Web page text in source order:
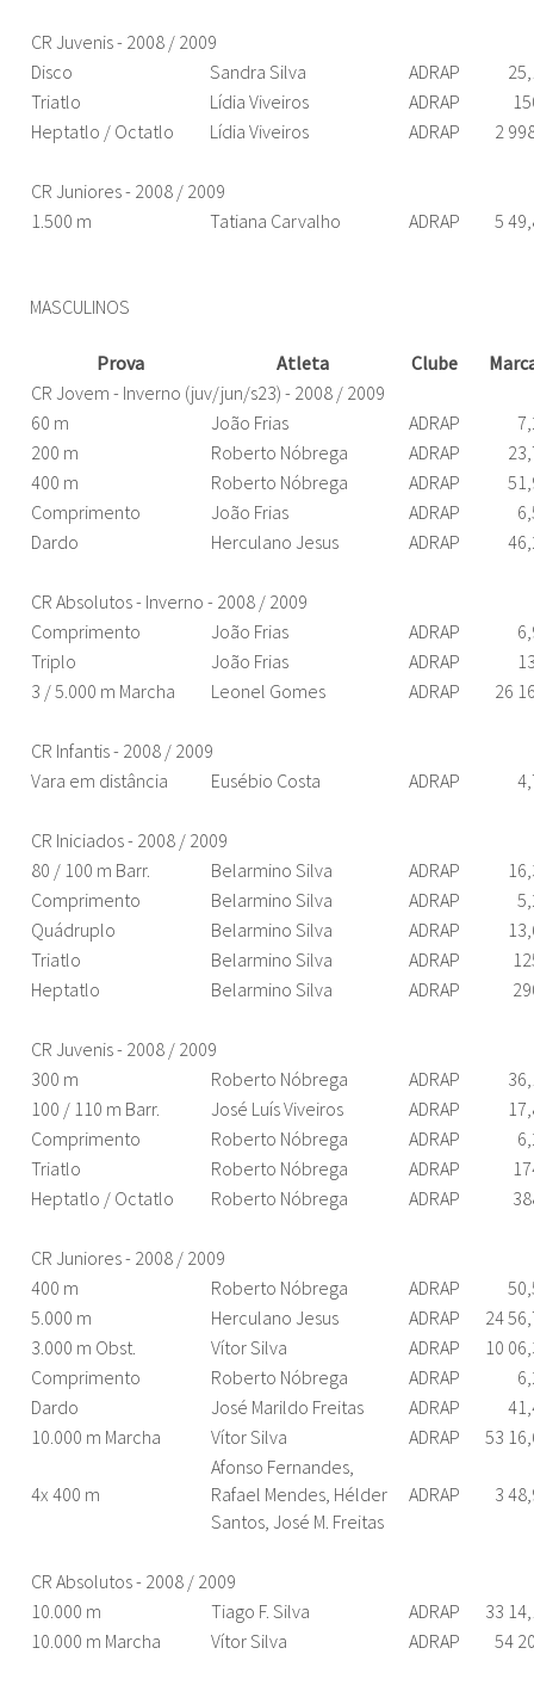
CR Juvenis - 2008 / 2009
Disco
Sandra Silva ADRAP
Triatlo
Lídia Viveiros ADRAP
Heptatlo / Octatlo
Lídia Viveiros ADRAP 2
CR Juniores - 2008 / 2009
1.500 m
Tatiana Carvalho ADRAP 5
MASCULINOS
Prova Atleta Clube
CR Jovem - Inverno (juv/jun/s23) - 2008 / 2009
60 m
João Frias ADRAP
200 m
Roberto Nóbrega ADRAP
400 m
Roberto Nóbrega ADRAP
Comprimento
João Frias ADRAP
Dardo
Herculano Jesus ADRAP
CR Absolutos - Inverno - 2008 / 2009
Comprimento
João Frias ADRAP
Triplo
João Frias ADRAP
3 / 5.000 m Marcha
Leonel Gomes ADRAP 26
CR Infantis - 2008 / 2009
Vara em distância
Eusébio Costa ADRAP
CR Iniciados - 2008 / 2009
80 / 100 m Barr.
Belarmino Silva ADRAP
Comprimento
Belarmino Silva ADRAP
Quádruplo
Belarmino Silva ADRAP
Triatlo
Belarmino Silva ADRAP
Heptatlo
Belarmino Silva ADRAP
CR Juvenis - 2008 / 2009
300 m
Roberto Nóbrega ADRAP
100 / 110 m Barr.
José Luís Viveiros ADRAP
Comprimento
Roberto Nóbrega ADRAP
Triatlo
Roberto Nóbrega ADRAP
Heptatlo / Octatlo
Roberto Nóbrega ADRAP
CR Juniores - 2008 / 2009
400 m
Roberto Nóbrega ADRAP
5.000 m
Herculano Jesus ADRAP
24
3.000 m Obst.
Vítor Silva ADRAP
10
Comprimento
Roberto Nóbrega ADRAP
Dardo
José Marildo Freitas ADRAP
10.000 m Marcha
Vítor Silva ADRAP 53
4x 400 m
Afonso Fernandes,
Rafael Mendes, Hélder
Santos, José M. Freitas
ADRAP 3
CR Absolutos - 2008 / 2009
10.000 m
Tiago F. Silva ADRAP
33
10.000 m Marcha
Vítor Silva ADRAP 54